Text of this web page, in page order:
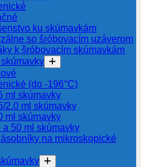
ku skúmavkám
so šróbovacím uzáverom
k šróbovacím skúmavkám
(do -196°C)
ml skúmavky
2.0 ml skúmavky
ml skúmavky
a 50 ml skúmavky
na mikroskopické